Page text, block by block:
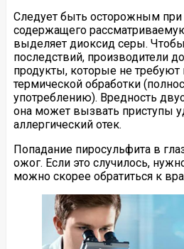
Следует быть осторожным при
содержащего
выделяет диоксид серы.
последствий, производители
продукты, которые не
термической обработки
употреблению). Вредность
она может вызвать приступы
аллергический отек.
Попадание пиросульфита в
ожог. Если это случилось,
можно скорее обратиться к